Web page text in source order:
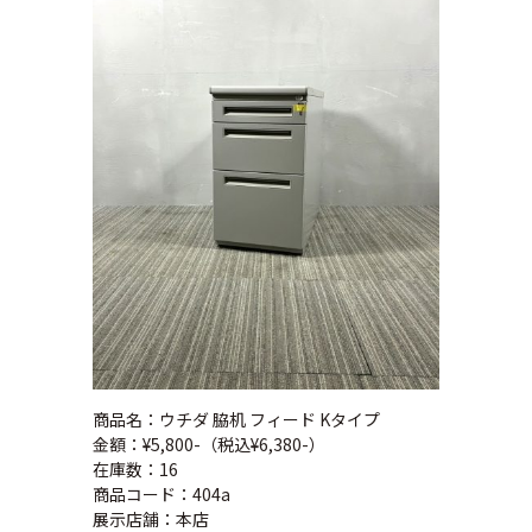
商品名：ウチダ 脇机 フィード Kタイプ
金額：¥5,800-（税込¥6,380-）
在庫数：16
商品コード：404a
展示店舗：本店